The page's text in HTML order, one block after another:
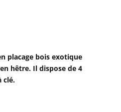
placage bois exotique
hêtre. Il dispose de 4
clé.